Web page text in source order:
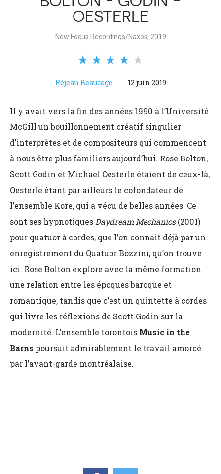
OESTERLE
New Focus Recordings/Naxos, 2019
Réjean Beaucage 12 juin 2019
Il y avait vers la fin des années 1990 à l’Université
McGill un bouillonnement créatif singulier
d’interprètes et de compositeurs qui commencent
à nous être plus familiers aujourd’hui. Rose Bolton,
Scott Godin et Michael Oesterle étaient de ceux-là,
Oesterle étant par ailleurs le cofondateur de
l’ensemble Kore, qui a vécu de belles années. Ce
sont ses hypnotiques Daydream Mechanics(2001)
pour quatuor à cordes, que l’on connait déjà par un
enregistrement du Quatuor Bozzini, qu’on trouve
ici. Rose Bolton explore avec la même formation
une relation entre les époques baroque et
romantique, tandis que c’est un quintette à cordes
qui livre les réflexions de Scott Godin sur la
modernité. L’ensemble torontois Music in the
Barns poursuit admirablement le travail amorcé
par l’avant-garde montréalaise.